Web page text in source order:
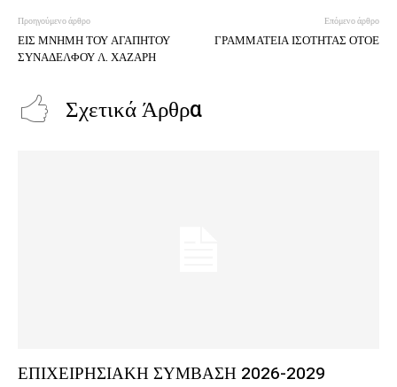
Προηγούμενο άρθρο
ΕΙΣ ΜΝΗΜΗ ΤΟΥ ΑΓΑΠΗΤΟΥ
ΣΥΝΑΔΕΛΦΟΥ Λ. ΧΑΖΑΡΗ
Επόμενο άρθρο
ΓΡΑΜΜΑΤΕΙΑ ΙΣΟΤΗΤΑΣ ΟΤΟΕ
Σχετικά Άρθρα
ΕΠΙΧΕΙΡΗΣΙΑΚΗ ΣΥΜΒΑΣΗ 2026-2029